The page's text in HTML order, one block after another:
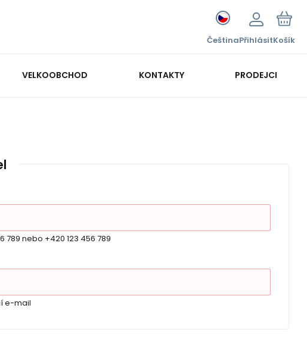
ČeštinaPřihlásitKošík
VELKOOBCHOD KONTAKTY PRODEJCI
789 nebo +420 123 456 789
e-mail